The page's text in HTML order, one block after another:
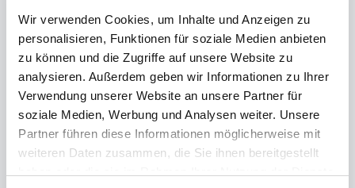
Wir verwenden Cookies, um Inhalte und Anzeigen zu
personalisieren, Funktionen für soziale Medien anbieten
zu können und die Zugriffe auf unsere Website zu
analysieren. Außerdem geben wir Informationen zu Ihrer
Verwendung unserer Website an unsere Partner für
soziale Medien, Werbung und Analysen weiter. Unsere
Partner führen diese Informationen möglicherweise mit
weiteren Daten zusammen, die Sie ihnen bereitgestellt
praktische Aufteilung sorgt besonders im
Alltag oder bei Besuch für zusätzlichen
Komfort.
Insgesamt überzeugt die Wohnung durch
ihre helle und freundliche Atmosphäre, die
großzügige Raumaufteilung sowie den
attraktiven Balkon mit schönem Ausblick.